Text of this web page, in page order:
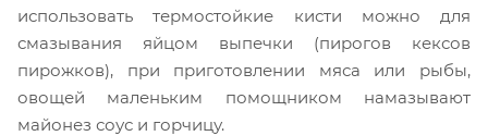
использовать термостойкие кисти можно для
смазывания яйцом выпечки (пирогов кексов
пирожков), при приготовлении мяса или рыбы,
овощей маленьким помощником намазывают
майонез соус и горчицу.